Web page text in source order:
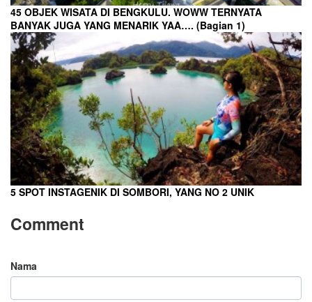
45 OBJEK WISATA DI BENGKULU. WOWW TERNYATA
BANYAK JUGA YANG MENARIK YAA…. (Bagian 1)
5 SPOT INSTAGENIK DI SOMBORI, YANG NO 2 UNIK
Comment
Nama